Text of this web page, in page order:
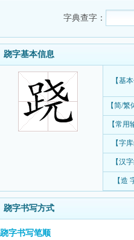
字典查字：
跷字基本信息
【基
【简/
【常用
【字
【汉
【造
跷字书写方式
跷字书写笔顺